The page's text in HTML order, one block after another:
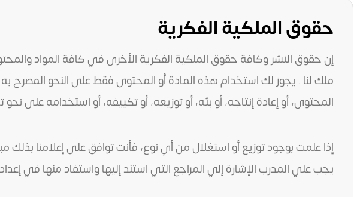
حقوق الملكية الفكرية
إن حقوق النشر وكافة حقوق الملكية الفكرية الأخرى في كافة المواد
ملك لنا . يجوز لك استخدام هذه المادة أو المحتوى فقط على النحو المصرح
المحتوى، أو إعادة إنتاجه، أو بثه، أو توزيعه، أو تكييفه، أو استخدامه على نحو
إذا علمت بوجود توزيع أو استغلال من أي نوع، فأنت توافق على إعلامنا بذلك
يجب علي المدرب الإشارة إلي المراجع التي استند إليها واستفاد منها في